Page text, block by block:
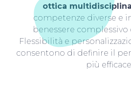
ottica
competenze diverse e
benessere complessivo
Flessibilità e
consentono di definire il
più